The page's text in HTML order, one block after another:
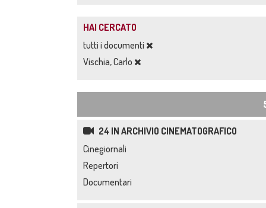
HAI CERCATO
tutti i documenti
Vischia, Carlo
24 IN ARCHIVIO CINEMATOGRAFICO
Cinegiornali
Repertori
Documentari